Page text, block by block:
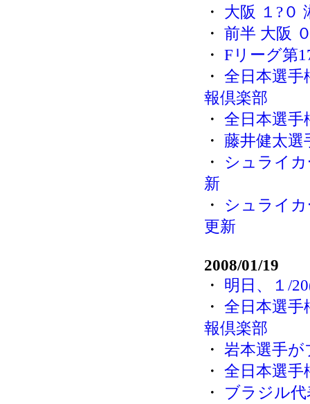
・ 大阪 １?０
・ 前半 大阪
・ Fリーグ第
・ 全日本選手
報倶楽部
・ 全日本選手
・ 藤井健太
・ シュライ
新
・ シュライ
更新
2008/01/19
・ 明日、１/
・ 全日本選手
報倶楽部
・ 岩本選手
・ 全日本選手
・ ブラジル